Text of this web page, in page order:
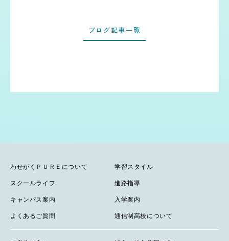
ブログ記事一覧
わせがくＰＵＲＥについて 学習スタイル
スクールライフ 進路指導
キャンパス案内 入学案内
よくあるご質問 通信制高校について